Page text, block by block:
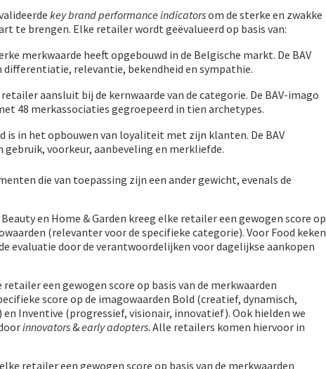
key brand performance indicatorsom de sterke en zwakke
te brengen. Elke retailer wordt geëvalueerd op basis van:
merkwaarde heeft opgebouwd in de Belgische markt. De BAV
differentiatie, relevantie, bekendheid en sympathie.
aansluit bij de kernwaarde van de categorie. De BAV-imago
48 merkassociaties gegroepeerd in tien archetypes.
is in het opbouwen van loyaliteit met zijn klanten. De BAV
voorkeur, aanbeveling en merkliefde.
die van toepassing zijn een ander gewicht, evenals de
en Home & Garden kreeg elke retailer een gewogen score op
(relevanter voor de specifieke categorie). Voor Food keken
evaluatie door de verantwoordelijken voor dagelijkse aankopen
een gewogen score op basis van de merkwaarden
score op de imagowaarden Bold (creatief, dynamisch,
Inventive (progressief, visionair, innovatief). Ook hielden we
innovators&early adopters. Alle retailers komen hiervoor in
retailer een gewogen score op basis van de merkwaarden